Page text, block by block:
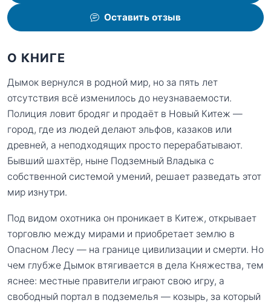
Оставить отзыв
О КНИГЕ
Дымок вернулся в родной мир, но за пять лет
отсутствия всё изменилось до неузнаваемости.
Полиция ловит бродяг и продаёт в Новый Китеж —
город, где из людей делают эльфов, казаков или
древней, а неподходящих просто перерабатывают.
Бывший шахтёр, ныне Подземный Владыка с
собственной системой умений, решает разведать этот
мир изнутри.
Под видом охотника он проникает в Китеж, открывает
торговлю между мирами и приобретает землю в
Опасном Лесу — на границе цивилизации и смерти. Но
чем глубже Дымок втягивается в дела Княжества, тем
яснее: местные правители играют свою игру, а
свободный портал в подземелья — козырь, за который